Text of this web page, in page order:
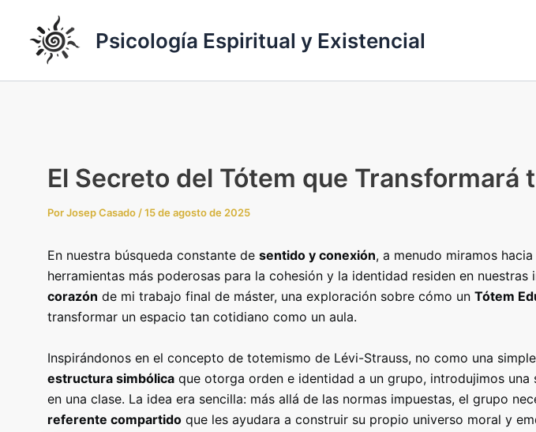
contenido
Psicología Espiritual y Existencial
El Secreto del Tótem que Transformará
PorJosep Casado /15 de agosto de 2025
En nuestra búsqueda constante de sentido y conexión, a menudo miramos
herramientas más poderosas para la cohesión y la identidad residen en nuestras
corazón de mi trabajo final de máster, una exploración sobre cómo un Tótem
transformar un espacio tan cotidiano como un aula.
Inspirándonos en el concepto de totemismo de Lévi-Strauss, no como una
estructura simbólica que otorga orden e identidad a un grupo, introdujimos
en una clase. La idea era sencilla: más allá de las normas impuestas, el grupo
referente compartido que les ayudara a construir su propio universo moral y